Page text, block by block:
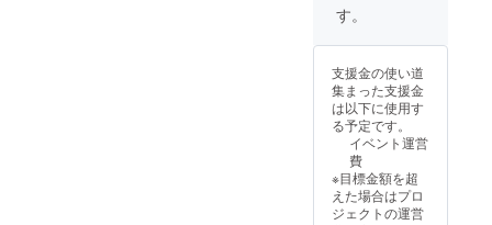
す。
支援金の使い道
集まった支援金
は以下に使用す
る予定です。
イベント運営
費
※目標金額を超
えた場合はプロ
ジェクトの運営